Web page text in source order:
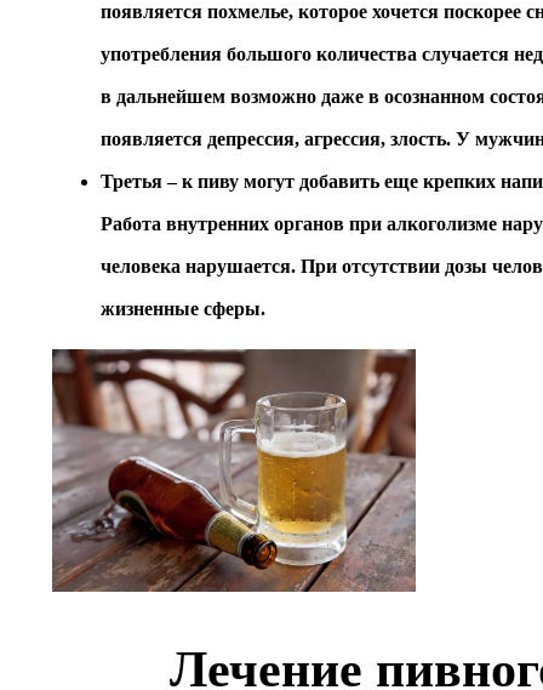
появляется похмелье, которое хочется
употребления большого количества случается
в дальнейшем возможно даже в осознанном
появляется депрессия, агрессия, злость. У
Третья – к пиву могут добавить еще крепких
Работа внутренних органов при алкоголизме
человека нарушается. При отсутствии дозы
жизненные сферы.
Лечение